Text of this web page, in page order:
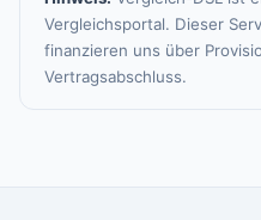
Vergleichsportal. Dieser
finanzieren uns über
Vertragsabschluss.